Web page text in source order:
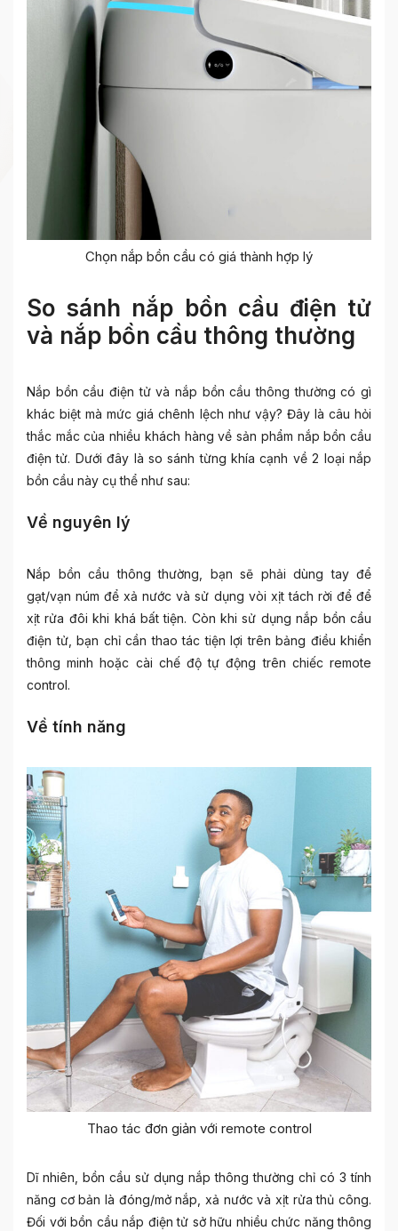
Chọn nắp bồn cầu có giá thành hợp lý
So sánh nắp bồn cầu điện tử
và nắp bồn cầu thông thường
Nắp bồn cầu điện tửvà nắp bồn cầu thông thường có gì
khác biệt mà mức giá chênh lệch như vậy? Đây là câu hỏi
thắc mắc của nhiều khách hàng về sản phẩm nắp bồn cầu
điện tử. Dưới đây là so sánh từng khía cạnh về 2 loại nắp
bồn cầu này cụ thể như sau:
Về nguyên lý
Nắp bồn cầu thông thường, bạn sẽ phải dùng tay để
gạt/vạn núm để xả nước và sử dụng vòi xịt tách rời để để
xịt rửa đôi khi khá bất tiện. Còn khi sử dụng nắp bồn cầu
điện tử, bạn chỉ cần thao tác tiện lợi trên bảng điều khiển
thông minh hoặc cài chế độ tự động trên chiếc remote
control.
Về tính năng
Thao tác đơn giản với remote control
Dĩ nhiên, bồn cầu sử dụng nắp thông thường chỉ có 3 tính
năng cơ bản là đóng/mở nắp, xả nước và xịt rửa thủ công.
Đối với bồn cầu nắp điện tử sở hữu nhiều chức năng thông